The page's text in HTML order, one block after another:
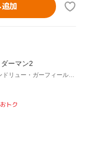
加
ーマン2
(関連)スパイダーマン,アンドリュー・ガーフィールド,エマ・ストーン,ジェイミー・フォックス,マーク・ウェブ(監督)
トク